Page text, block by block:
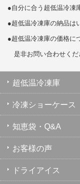
●自分に合う超低温冷凍
●超低温冷凍庫の納品は
●超低温冷凍庫の価格に
是非お問い合わせくだ
超低温冷凍庫
冷凍ショーケース
知恵袋・Q&A
お客様の声
ドライアイス